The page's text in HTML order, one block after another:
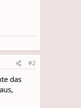
#2
das